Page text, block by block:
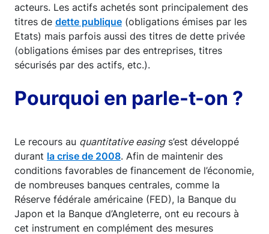
acteurs. Les actifs achetés sont principalement des
titres de dette publique (obligations émises par les
Etats) mais parfois aussi des titres de dette privée
(obligations émises par des entreprises, titres
sécurisés par des actifs, etc.).
Pourquoi en parle-t-on ?
Le recours au quantitative easings’est développé
durant la crise de 2008. Afin de maintenir des
conditions favorables de financement de l’économie,
de nombreuses banques centrales, comme la
Réserve fédérale américaine (FED), la Banque du
Japon et la Banque d’Angleterre, ont eu recours à
cet instrument en complément des mesures